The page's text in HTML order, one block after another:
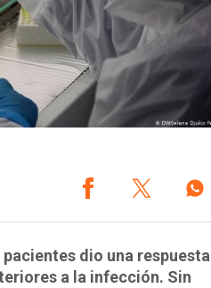
dio una respuesta
a la infección. Sin